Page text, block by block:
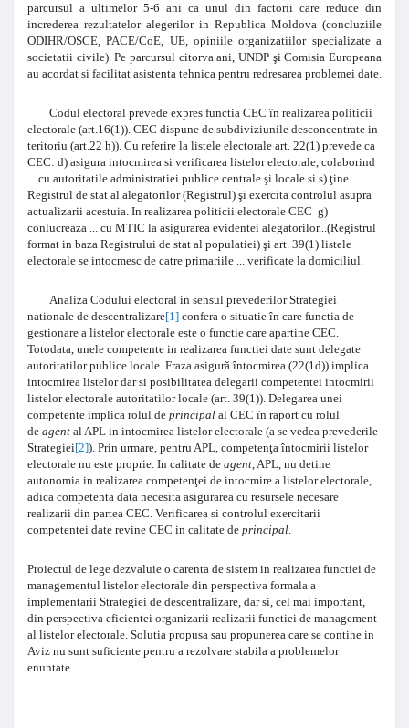
parcursul a ultimelor 5-6 ani ca unul din factorii care reduce din
increderea rezultatelor alegerilor in Republica Moldova (concluziile
ODIHR/OSCE, PACE/CoE, UE, opiniile organizatiilor specializate a
societatii civile). Pe parcursul citorva ani, UNDP şi Comisia Europeana
au acordat si facilitat asistenta tehnica pentru redresarea problemei date.
Codul electoral prevede expres functia CEC în realizarea politicii
electorale (art.16(1)). CEC dispune de subdiviziunile desconcentrate in
teritoriu (art.22 h)). Cu referire la listele electorale art. 22(1) prevede ca
CEC: d) asigura intocmirea si verificarea listelor electorale, colaborind
... cu autoritatile administratiei publice centrale şi locale si s) ţine
Registrul de stat al alegatorilor (Registrul) şi exercita controlul asupra
actualizarii acestuia. In realizarea politicii electorale CEC g)
conlucreaza ... cu MTIC la asigurarea evidentei alegatorilor...(Registrul
format in baza Registrului de stat al populatiei) şi art. 39(1) listele
electorale se intocmesc de catre primariile ... verificate la domiciliul.
Analiza Codului electoral in sensul prevederilor Strategiei
nationale de descentralizare[1] confera o situatie în care functia de
gestionare a listelor electorale este o functie care apartine CEC.
Totodata, unele competente in realizarea functiei date sunt delegate
autoritatilor publice locale. Fraza asigură întocmirea (22(1d)) implica
intocmirea listelor dar si posibilitatea delegarii competentei intocmirii
listelor electorale autoritatilor locale (art. 39(1)). Delegarea unei
competente implica rolul de principal al CEC în raport cu rolul
de agent al APL in intocmirea listelor electorale (a se vedea prevederile
Strategiei[2]). Prin urmare, pentru APL, competenţa întocmirii listelor
electorale nu este proprie. In calitate de agent, APL, nu detine
autonomia in realizarea competenţei de intocmire a listelor electorale,
adica competenta data necesita asigurarea cu resursele necesare
realizarii din partea CEC. Verificarea si controlul exercitarii
competentei date revine CEC in calitate de principal.
Proiectul de lege dezvaluie o carenta de sistem in realizarea functiei de
managementul listelor electorale din perspectiva formala a
implementarii Strategiei de descentralizare, dar si, cel mai important,
din perspectiva eficientei organizarii realizarii functiei de management
al listelor electorale. Solutia propusa sau propunerea care se contine in
Aviz nu sunt suficiente pentru a rezolvare stabila a problemelor
enuntate.